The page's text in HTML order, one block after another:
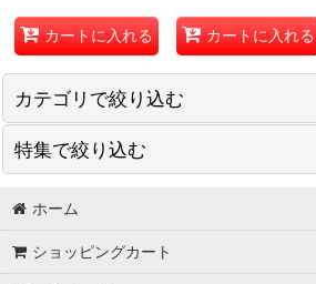
カートに入れる カートに入れる
カテゴリで絞り込む
AIRBLASTER
unfudge outerwear
スノーボード
特集で絞り込む
SNOW GLOVES
BINDING
ホーム
ショッピングカート